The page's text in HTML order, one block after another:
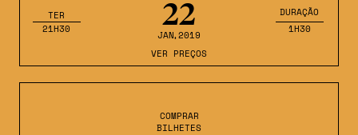
22
JAN,2019
TER
21H30
DURAÇÃO
1H30
VER PREÇOS
COMPRAR
BILHETES